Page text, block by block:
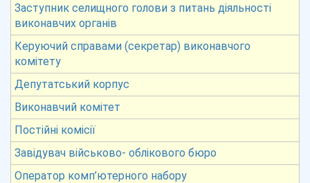
Заступник селищного голови з питань діяльності
виконавчих органів
Керуючий справами (секретар) виконавчого
комітету
Депутатський корпус
Виконавчий комітет
Постійні комісії
Завідувач військово- облікового бюро
Оператор комп’ютерного набору